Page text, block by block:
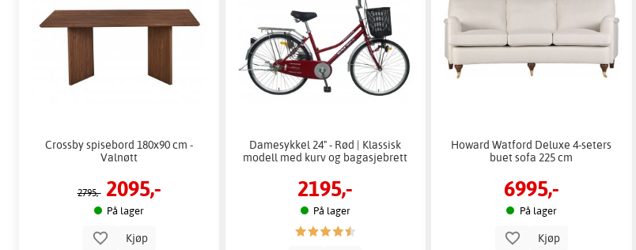
Crossby spisebord 180x90 cm -
Valnøtt
2795,- 2095,-
På lager
Kjøp
Damesykkel 24" - Rød | Klassisk
modell med kurv og bagasjebrett
2195,-
På lager
Howard Watford Deluxe 4-seters
buet sofa 225 cm
6995,-
På lager
Kjøp